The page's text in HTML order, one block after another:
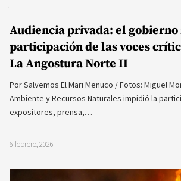
Audiencia privada: el
participación de las voces
La Angostura Norte II
Por Salvemos El Mari Menuco / Fotos: Miguel
Ambiente y Recursos Naturales impidió la
expositores, prensa,…
6 febrero, 2026